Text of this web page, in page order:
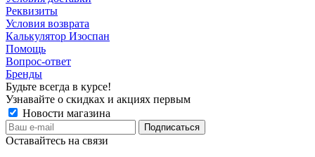
Реквизиты
Условия возврата
Калькулятор Изоспан
Помощь
Вопрос-ответ
Бренды
Будьте всегда в курсе!
Узнавайте о скидках и акциях первым
Новости магазина
Оставайтесь на связи